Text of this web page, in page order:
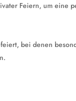
Feiern, um eine
bei denen